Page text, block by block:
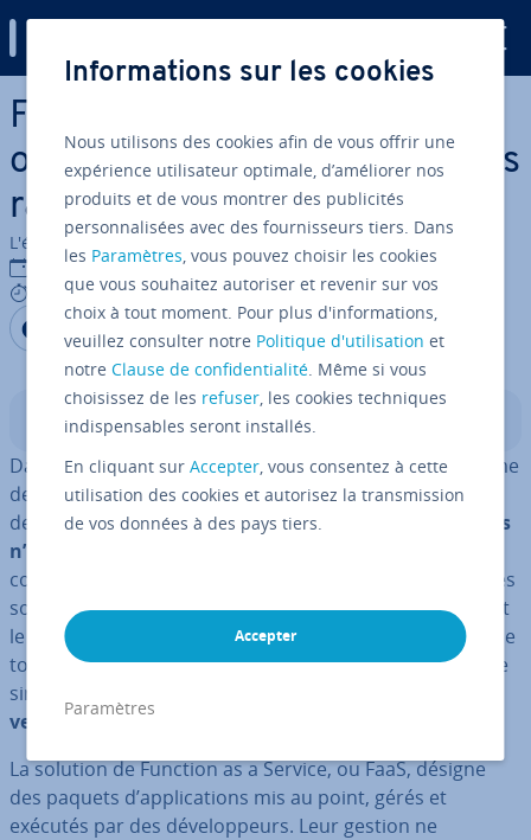
Aller au contenu principal
Function as a Service : une
option de dé­ve­lop­pe­ment plus
rapide
L'équipe édi­to­riale IONOS
03/02/2023
7 mins
Partager sur Facebook
Partager sur Twitter
Partager sur LinkedIn
Sommaire
Dans le domaine duCloud Computing, toute une gamme
de solutions in­for­ma­tiques s’est dé­ve­lop­pée au cours
des dernières années. Le fait qu’elles soient
dis­po­nibles
n’importe où
comptent parmi les prin­ci­paux avantages offerts par ces
solutions aux uti­li­sa­teurs. La solution la plus connue est
le logiciel en tant que service, ou
. Ce terme englobe
tous les types de logiciels pouvant être utilisés avec une
simple connexion Internet,
version locale.
La solution de Function as a Service, ou FaaS, désigne
des paquets d’ap­pli­ca­tions mis au point, gérés et
exécutés par des dé­ve­lop­peurs. Leur gestion ne
Informations sur les cookies
Nous utilisons des cookies afin de vous offrir une
expérience utilisateur optimale, d’améliorer nos
produits et de vous montrer des publicités
personnalisées avec des fournisseurs tiers. Dans
les Paramètres, vous pouvez choisir les cookies
que vous souhaitez autoriser et revenir sur vos
choix à tout moment. Pour plus d'informations,
veuillez consulter notre Politique d'utilisation et
notreClause de confidentialité. Même si vous
choisissez de les refuser, les cookies techniques
indispensables seront installés.
En cliquant surAccepter, vous consentez à cette
utilisation des cookies et autorisez la transmission
de vos données à des pays tiers.
Accepter
Paramètres